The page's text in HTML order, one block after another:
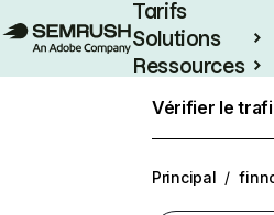
Tarifs
Solutions
Ressources
Vérifier le
Principal /